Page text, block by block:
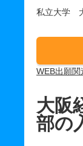
私立大学
WEB出願関
大阪
部の